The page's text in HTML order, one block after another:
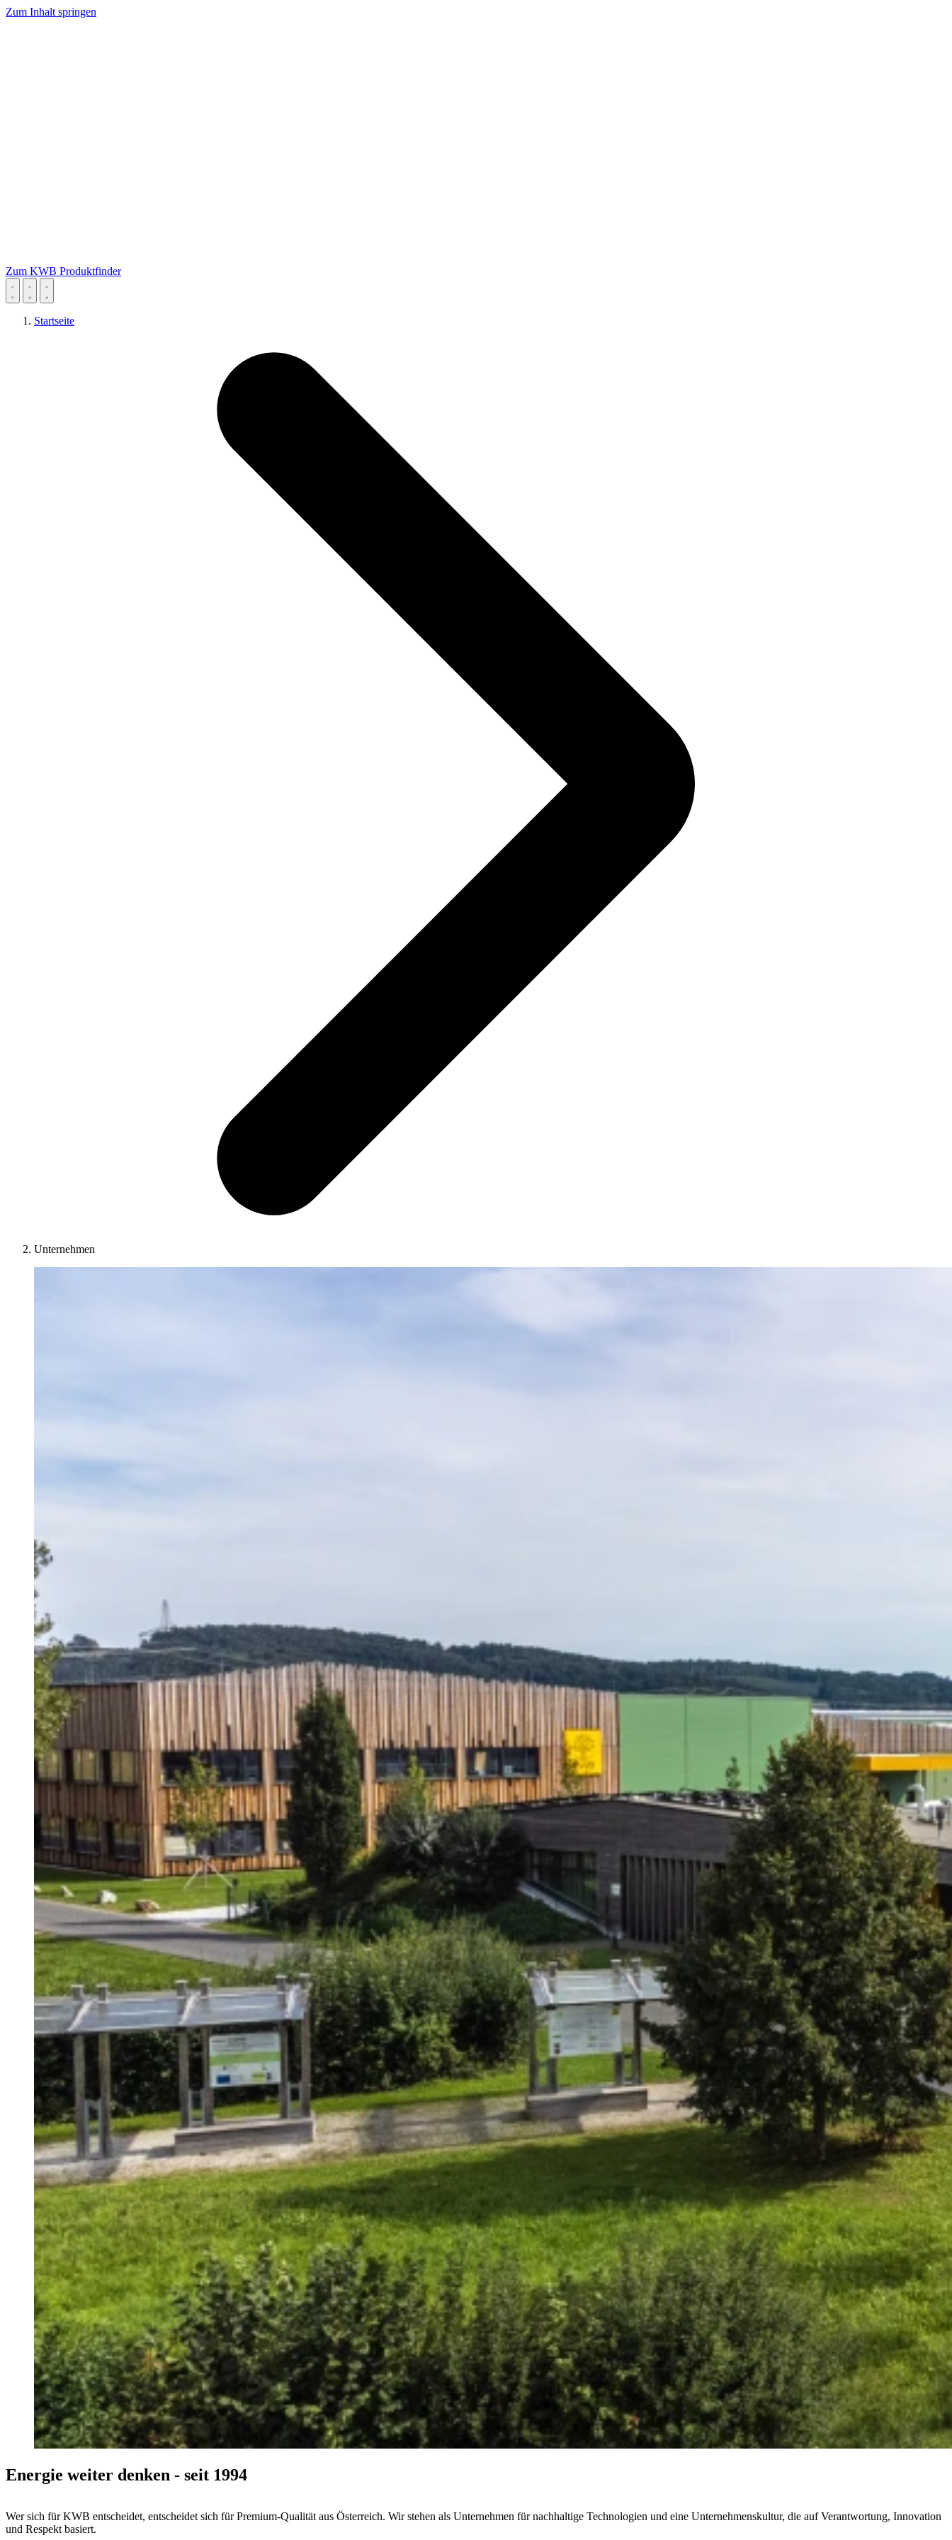
Zum Inhalt springen
Zum KWB Produktfinder
Startseite
Unternehmen
Energie weiter denken - seit 1994
Wer sich für KWB entscheidet, entscheidet sich für Premium-Qualität aus Österreich. Wir stehen als Unternehmen für nachhaltige Technologien und eine Unternehmenskultur, die auf Verantwortung, Innovation
und Respekt basiert.